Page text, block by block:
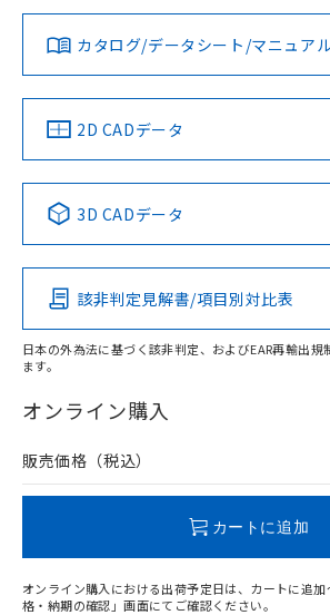
対応済み
中国 RoHS 注意事項・凡例
Pb Hg Cd
O
在庫等で未対応品が混在する可能性があ
問い合わせください。
LR型式承認
（イギリス
船舶規格）
DNV型式承認
（ノルウェー
BV
（
No No No
この製品の規格認
その他の認証はこちらのページ
カタログ/データシート/マニュア
2D CADデータ
3D CADデータ
該非判定見解書/項目別対比表
日本の外為法に基づく該非判定、およびEAR再輸出規
ます。
オンライン購入
販売価格（税込）
カートに追加
オンライン購入における出荷予定日は、カートに追
格・納期の確認」画面にてご確認ください。